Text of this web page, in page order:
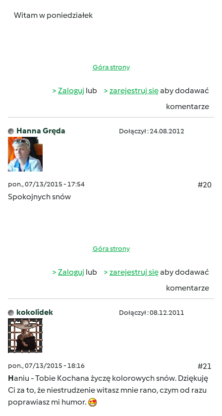
Witam w poniedziałek
Góra strony
Zaloguj lub zarejestruj sięaby dodawać
komentarze
Hanna Gręda Dołączył : 24.08.2012
pon., 07/13/2015 - 17:54
#20
Spokojnych snów
Góra strony
Zaloguj lub zarejestruj sięaby dodawać
komentarze
kokolidek Dołączył : 08.12.2011
pon., 07/13/2015 - 18:16
#21
Haniu - Tobie Kochana życzę kolorowych snów. Dziękuję
Ci za to, że niestrudzenie witasz mnie rano, czym od razu
poprawiasz mi humor.